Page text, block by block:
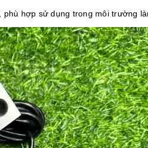
hợp sử dụng trong môi trường